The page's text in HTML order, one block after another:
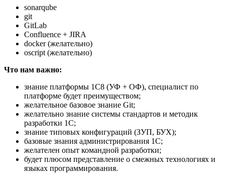
sonarqube
git
GitLab
Confluence + JIRA
docker (желательно)
oscript (желательно)
Что нам важно:
знание платформы 1С8 (УФ + ОФ), специалист по
платформе будет преимуществом;
желательное базовое знание Git;
желательно знание системы стандартов и методик
разработки 1С;
знание типовых конфигураций (ЗУП, БУХ);
базовые знания администрирования 1С;
желателен опыт командной разработки;
будет плюсом представление о смежных технологиях и
языках программирования.